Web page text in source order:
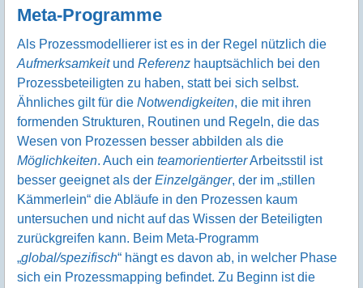
Meta-Programme
Als Prozessmodellierer ist es in der Regel nützlich die
Aufmerksamkeitund Referenz hauptsächlich bei den
Prozessbeteiligten zu haben, statt bei sich selbst.
Ähnliches gilt für die Notwendigkeiten, die mit ihren
formenden Strukturen, Routinen und Regeln, die das
Wesen von Prozessen besser abbilden als die
Möglichkeiten. Auch ein teamorientierterArbeitsstil ist
besser geeignet als der Einzelgänger, der im „stillen
Kämmerlein“ die Abläufe in den Prozessen kaum
untersuchen und nicht auf das Wissen der Beteiligten
zurückgreifen kann. Beim Meta-Programm
„global/spezifisch“ hängt es davon ab, in welcher Phase
sich ein Prozessmapping befindet. Zu Beginn ist die